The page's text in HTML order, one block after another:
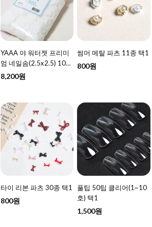
YAAA 야 워터젯 프리미
엄 네일솜(2.5x2.5) 100
0매
8,200원
썸머 메탈 파츠 11종 택1
800원
타이 리본 파츠 30종 택1
800원
풀팁 50팁 클리어(1~10
호) 택1
1,500원